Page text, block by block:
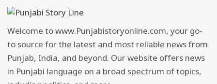
Welcome to www.Punjabistoryonline.com, your go-
to source for the latest and most reliable news from
Punjab, India, and beyond. Our website offers news
in Punjabi language on a broad spectrum of topics,